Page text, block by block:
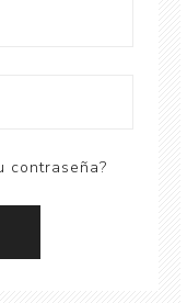
contraseña?